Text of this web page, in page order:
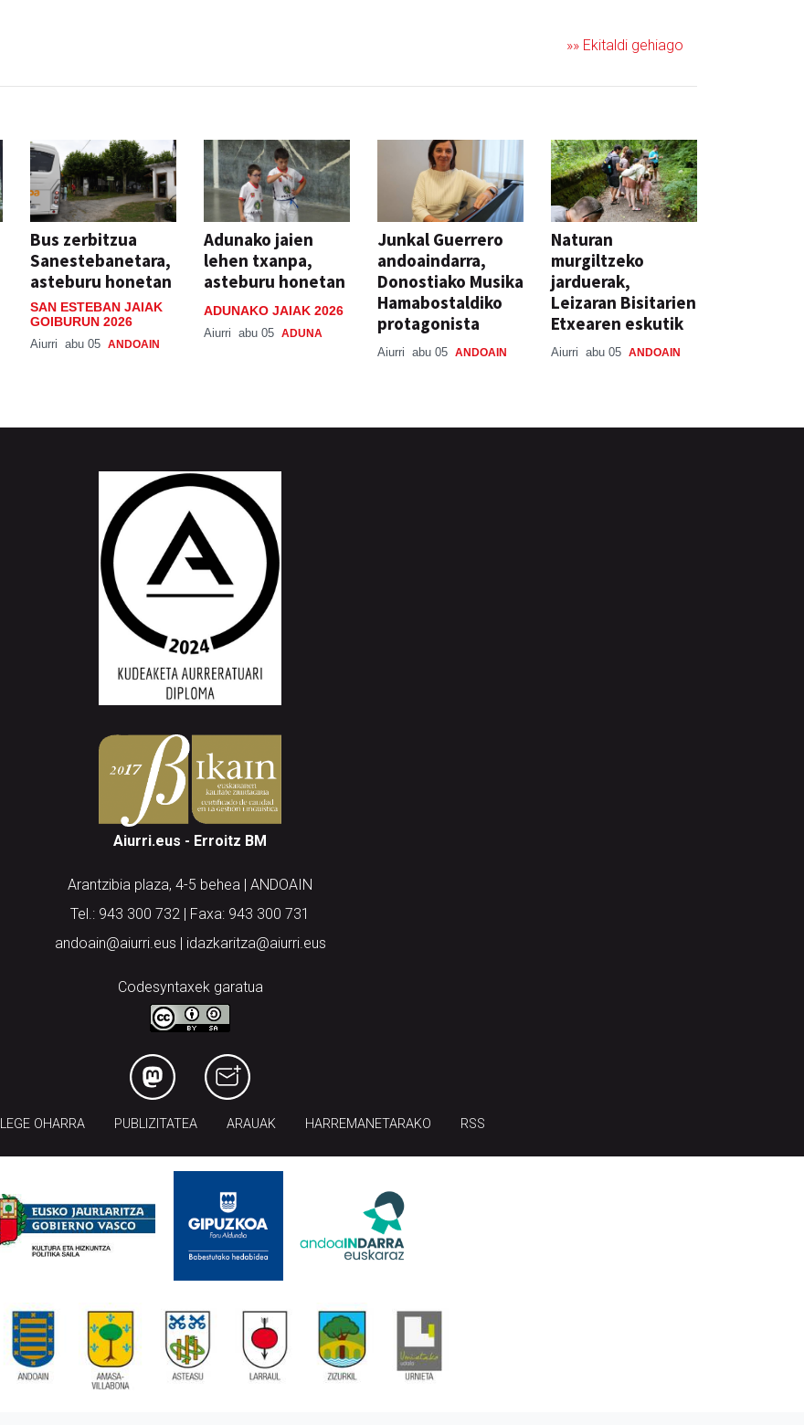
»» Ekitaldi gehiago
Bus zerbitzua
Sanestebanetara,
asteburu honetan
SAN ESTEBAN JAIAK
GOIBURUN 2026
Aiurri abu 05 ANDOAIN
Adunako jaien
lehen txanpa,
asteburu honetan
ADUNAKO JAIAK 2026
Aiurri abu 05 ADUNA
Junkal Guerrero
andoaindarra,
Donostiako Musika
Hamabostaldiko
protagonista
Aiurri abu 05 ANDOAIN
Naturan
murgiltzeko
jarduerak,
Leizaran Bisitarien
Etxearen eskutik
Aiurri abu 05 ANDOAIN
Aiurri.eus - Erroitz BM
Arantzibia plaza, 4-5 behea | ANDOAIN
Tel.: 943 300 732 | Faxa: 943 300 731
andoain@aiurri.eus | idazkaritza@aiurri.eus
Codesyntaxek garatua
LEGE OHARRA PUBLIZITATEA ARAUAK HARREMANETARAKO RSS